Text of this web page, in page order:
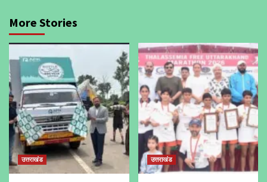
More Stories
उत्तराखंड उत्तराखंड